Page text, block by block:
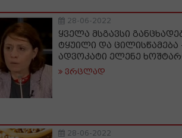
28-06-2022
ყველა მსგავსი
ტყუილი და ცილისწამება
ადვოკატი ელენე
ვრცლად
28-06-2022